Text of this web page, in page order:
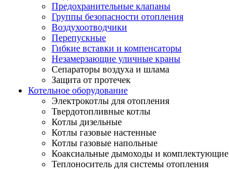
Предохранительные клапаны
Группы безопасности отопления
Воздухоотводчики
Перепускные
Гибкие вставки и компенсаторы
Незамерзающие уличные краны
Сепараторы воздуха и шлама
Защита от протечек
Котельное оборудование
Электрокотлы для отопления
Твердотопливные котлы
Котлы дизельные
Котлы газовые настенные
Котлы газовые напольные
Коаксиальные дымоходы и комплектующие
Теплоноситель для системы отопления